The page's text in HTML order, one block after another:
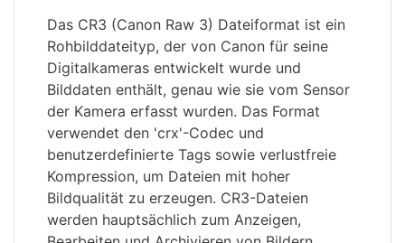
Das CR3 (Canon Raw 3) Dateiformat ist ein
Rohbilddateityp, der von Canon für seine
Digitalkameras entwickelt wurde und
Bilddaten enthält, genau wie sie vom Sensor
der Kamera erfasst wurden. Das Format
verwendet den 'crx'-Codec und
benutzerdefinierte Tags sowie verlustfreie
Kompression, um Dateien mit hoher
Bildqualität zu erzeugen. CR3-Dateien
werden hauptsächlich zum Anzeigen,